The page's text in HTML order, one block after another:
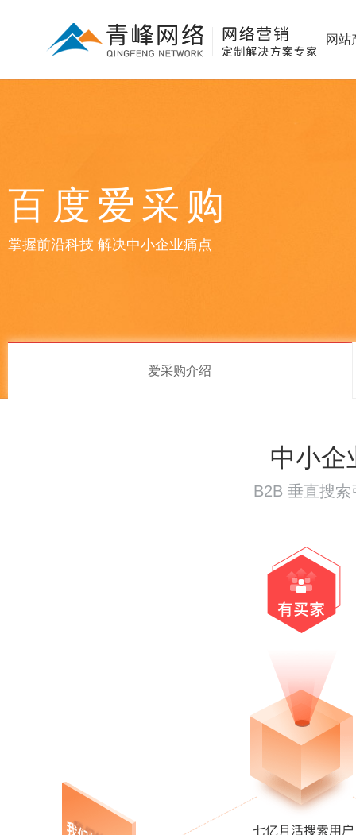
网站
掌握前沿科技 解决中小企业痛点
百度爱采购
爱采购介绍
中小企
B2B 垂直搜